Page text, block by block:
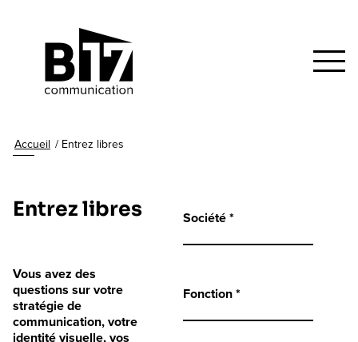
Accueil / Entrez libres
Entrez libres
Vous avez des
questions sur votre
stratégie de
communication, votre
identité visuelle, vos
Société *
Fonction *